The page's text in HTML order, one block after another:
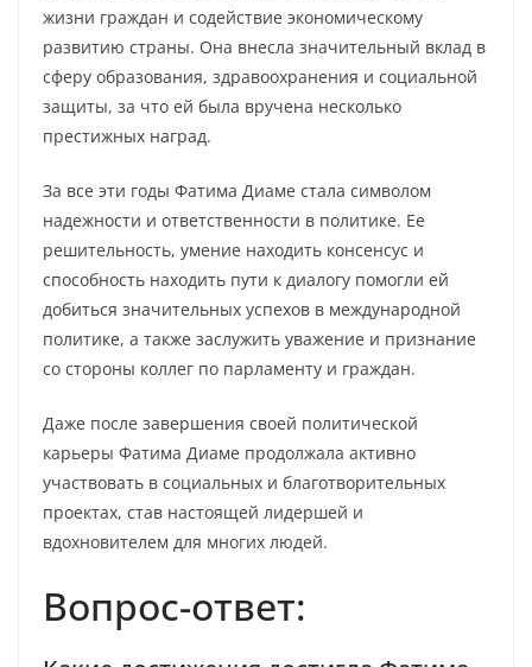
жизни граждан и содействие экономическому
развитию страны. Она внесла значительный вклад в
сферу образования, здравоохранения и социальной
защиты, за что ей была вручена несколько
престижных наград.
За все эти годы Фатима Диаме стала символом
надежности и ответственности в политике. Ее
решительность, умение находить консенсус и
способность находить пути к диалогу помогли ей
добиться значительных успехов в международной
политике, а также заслужить уважение и признание
со стороны коллег по парламенту и граждан.
Даже после завершения своей политической
карьеры Фатима Диаме продолжала активно
участвовать в социальных и благотворительных
проектах, став настоящей лидершей и
вдохновителем для многих людей.
Вопрос-ответ: